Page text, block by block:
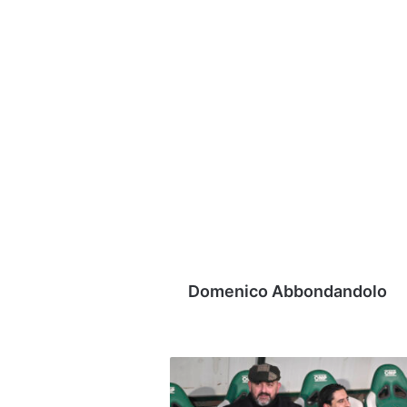
Domenico Abbondandolo
Avellino,
si